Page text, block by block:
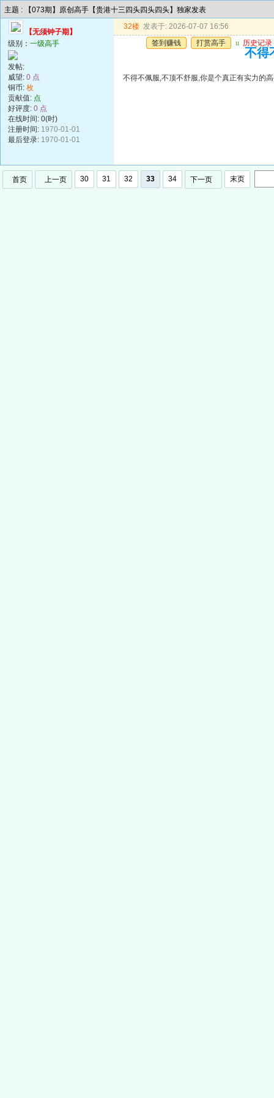
主题 : 【073期】原创高手【贵港十三四头四头四头】独家发表
【无须钟子期】
级别： 一级高手
发帖:
威望: 0 点
铜币: 枚
贡献值: 点
好评度: 0 点
在线时间: 0(时)
注册时间: 1970-01-01
最后登录: 1970-01-01
32楼 发表于: 2026-07-07 16:56
签到赚钱
打赏高手 u 历史记录
不得
不得不佩服,不顶不舒服,你是个真正有实力的
首页 上一页 30 31 32 33 34 下一页 末页